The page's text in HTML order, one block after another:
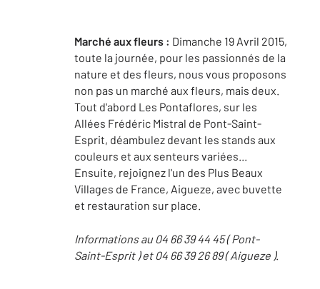
Marché aux fleurs : Dimanche 19 Avril 2015,
toute la journée, pour les passionnés de la
nature et des fleurs, nous vous proposons
non pas un marché aux fleurs, mais deux.
Tout d'abord Les Pontaflores, sur les
Allées Frédéric Mistral de Pont-Saint-
Esprit, déambulez devant les stands aux
couleurs et aux senteurs variées...
Ensuite, rejoignez l'un des Plus Beaux
Villages de France, Aigueze, avec buvette
et restauration sur place.
Informations au 04 66 39 44 45 ( Pont-
Saint-Esprit ) et 04 66 39 26 89 ( Aigueze ).